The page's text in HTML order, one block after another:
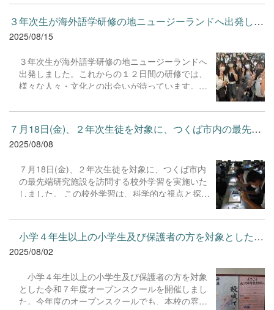
を凌駕するすばらしいパフォーマンスを披露して
いました。グローバルな視野をもち、英語で自分
の意見を発信し、他者と協働しながら課題を解決
る貴重な経験となったと思います。
３年次生が海外語学研修の地ニュージーランドへ出発しました。こ...
2025/08/15
３年次生が海外語学研修の地ニュージーランドへ
出発しました。これからの１２日間の研修では、
様々な人々・文化との出会いが待っています。遠
で古河中等で学んだことを発揮し、現地での様々
な経験を通して大きく成長してくれることを願っ
ています。異文化を知り、国際的な視野を広げ、
人間としてひとまわりもふた回りも成長を遂げた
す。 ３年次生、Ｇｏｏｄ Ｌｕｃｋ！
７月18日(金)、２年次生徒を対象に、つくば市内の最先端研究施設...
2025/08/08
７月18日(金)、２年次生徒を対象に、つくば市内
の最先端研究施設を訪問する校外学習を実施いた
しました。 この校外学習は、科学的な視点と探究
業、エネルギー・環境・SDGs、防災・地球 の3
つのコースに分かれて見学や科学体験に取り組み
ました。 各コースでは、普段の学校生活では触れ
ることのできない最先端の科学技術に触れ、研究
た。生徒たちは、真剣な表情で説明に耳を傾け、
積極的に質問をするなど、知的好奇心にあふれた
様子でした。 今回の経験を通して得られた新たな
小学４年生以上の小学生及び保護者の方を対象とした令和７年度...
2025/08/02
小学４年生以上の小学生及び保護者の方を対象
とした令和７年度オープンスクールを開催しまし
た。今年度のオープンスクールでも、本校の雰囲